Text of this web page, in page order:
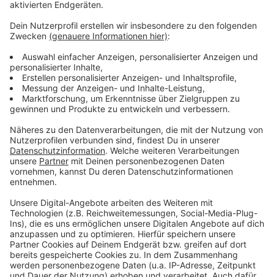
Weitere Infos und Links zum Thema
Anzeige
Stadtradeln mit Antenne Düsseldorf
Mehr Infos zum Stadtradeln
Düsseldorf will das Radfahren weiter fördern
Anzeige